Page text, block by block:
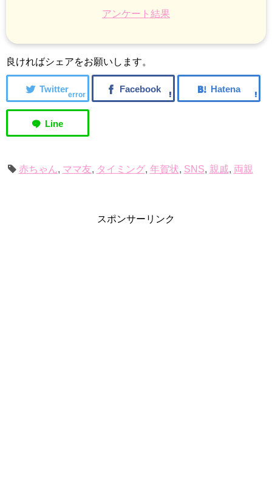
アンケート結果
良ければシェアをお願いします。
error
赤ちゃん, ママ友, タイミング, 年賀状, SNS, 親戚, 両親
スポンサーリンク